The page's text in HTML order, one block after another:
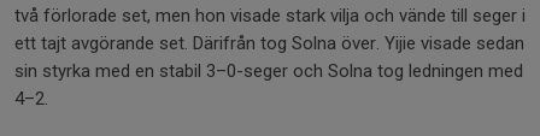
två förlorade set, men hon visade stark vilja och vände till seger i
ett tajt avgörande set. Därifrån tog Solna över. Yijie visade sedan
sin styrka med en stabil 3–0-seger och Solna tog ledningen med
4–2.